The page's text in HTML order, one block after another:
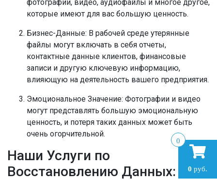
фотографии, видео, аудиофайлы и многое другое,
которые имеют для вас большую ценность.
Бизнес-Данные: В рабочей среде утерянные
файлы могут включать в себя отчеты,
контактные данные клиентов, финансовые
записи и другую ключевую информацию,
влияющую на деятельность вашего предприятия.
Эмоциональное Значение: Фотографии и видео
могут представлять большую эмоциональную
ценность, и потеря таких данных может быть
очень огорчительной.
Наши Услуги по
Восстановлению Данных:
0
0 руб.